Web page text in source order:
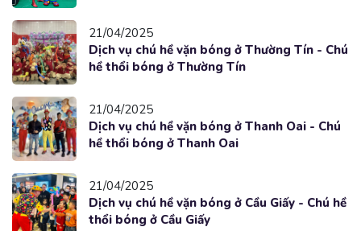
21/04/2025
Dịch vụ chú hề vặn bóng ở Thường Tín - Chú
hề thổi bóng ở Thường Tín
21/04/2025
Dịch vụ chú hề vặn bóng ở Thanh Oai - Chú
hề thổi bóng ở Thanh Oai
21/04/2025
Dịch vụ chú hề vặn bóng ở Cầu Giấy - Chú hề
thổi bóng ở Cầu Giấy